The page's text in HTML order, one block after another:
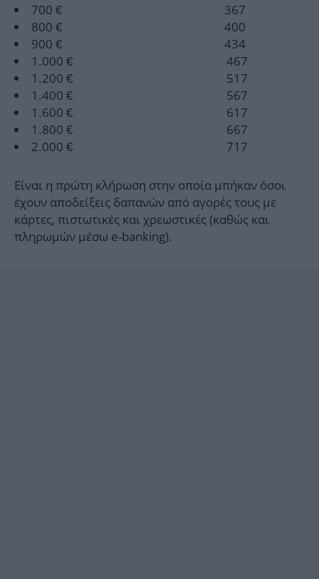
700 € 367
800 € 400
900 € 434
1.000 € 467
1.200 € 517
1.400 € 567
1.600 € 617
1.800 € 667
2.000 € 717
Είναι η πρώτη κλήρωση στην οποία μπήκαν όσοι
έχουν αποδείξεις δαπανών από αγορές τους με
κάρτες, πιστωτικές και χρεωστικές (καθώς και
πληρωμών μέσω e-banking).